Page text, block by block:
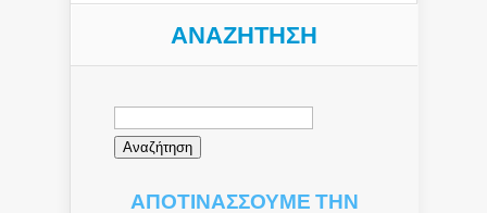
ΑΝΑΖΉΤΗΣΗ
Αναζήτηση
ΑΠΟΤΙΝΑΣΣΟΥΜΕ ΤΗΝ